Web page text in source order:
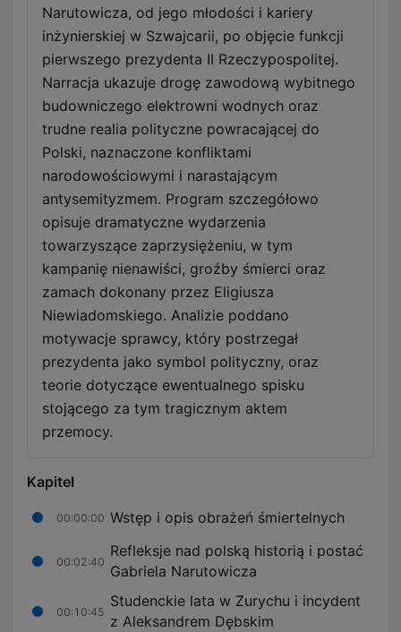
Narutowicza, od jego młodości i kariery
inżynierskiej w Szwajcarii, po objęcie funkcji
pierwszego prezydenta II Rzeczypospolitej.
Narracja ukazuje drogę zawodową wybitnego
budowniczego elektrowni wodnych oraz
trudne realia polityczne powracającej do
Polski, naznaczone konfliktami
narodowościowymi i narastającym
antysemityzmem. Program szczegółowo
opisuje dramatyczne wydarzenia
towarzyszące zaprzysiężeniu, w tym
kampanię nienawiści, groźby śmierci oraz
zamach dokonany przez Eligiusza
Niewiadomskiego. Analizie poddano
motywacje sprawcy, który postrzegał
prezydenta jako symbol polityczny, oraz
teorie dotyczące ewentualnego spisku
stojącego za tym tragicznym aktem
przemocy.
Kapitel
00:00:00 Wstęp i opis obrażeń śmiertelnych
00:02:40
Refleksje nad polską historią i postać
Gabriela Narutowicza
00:10:45
Studenckie lata w Zurychu i incydent
z Aleksandrem Dębskim